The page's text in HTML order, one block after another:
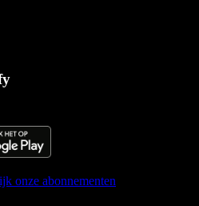
onze abonnementen